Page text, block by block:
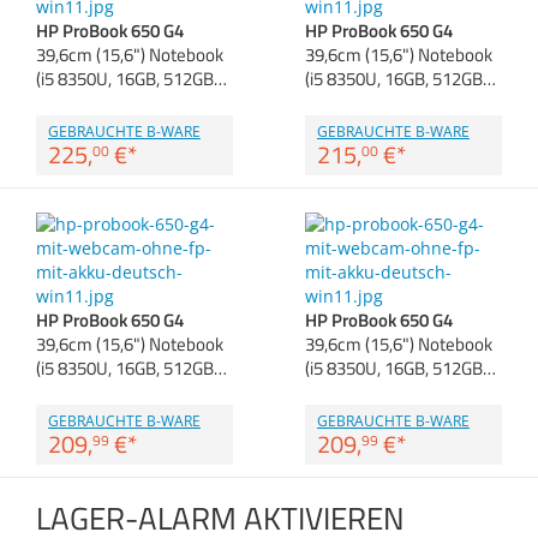
Zubehör
Anmelden
Merkzettel
HP ProBook 650 G4
39,6cm (15,6") Notebook
(i5 8350U, 16GB, 512GB…
GEBRAUCHTE B-WARE
225,00 €*
HP ProBook 650 G4
39,6cm (15,6") Notebook
(i5 8350U, 16GB, 512GB…
GEBRAUCHTE B-WARE
215,00 €*
HP ProBook 650 G4
39,6cm (15,6") Notebook
(i5 8350U, 16GB, 512GB…
GEBRAUCHTE B-WARE
209,99 €*
HP ProBook 650 G4
39,6cm (15,6") Notebook
(i5 8350U, 16GB, 512GB…
GEBRAUCHTE B-WARE
209,99 €*
LAGER-ALARM AKTIVIEREN